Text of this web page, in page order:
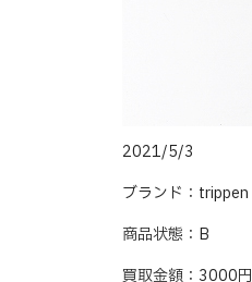
2021/5/3
ブランド：trippen
商品状態：B
買取金額：3000円